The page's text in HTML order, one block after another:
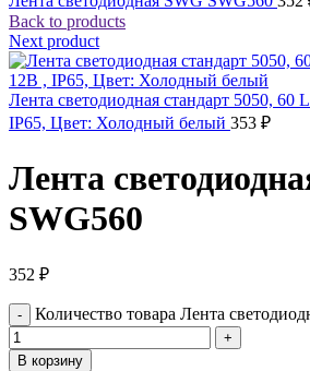
Back to products
Next product
Лента светодиодная стандарт 5050,
IP65, Цвет: Холодный белый 353 ₽
Лента
SWG560
352 ₽
Количество товара Лента
В корзину